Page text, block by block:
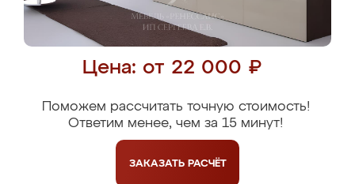
Цена: от 22 000 ₽
Поможем рассчитать точную стоимость!
Ответим менее, чем за 15 минут!
ЗАКАЗАТЬ РАСЧЁТ